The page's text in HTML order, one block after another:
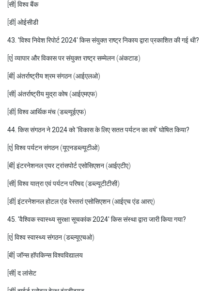
[सी] विश्व बैंक
[डी] ओईसीडी
43. 'विश्व निवेश रिपोर्ट 2024' किस संयुक्त राष्ट्र निकाय द्वारा प्रकाशित की गई थी?
[ए] व्यापार और विकास पर संयुक्त राष्ट्र सम्मेलन (अंकटाड)
[बी] अंतर्राष्ट्रीय श्रम संगठन (आईएलओ)
[सी] अंतर्राष्ट्रीय मुद्रा कोष (आईएमएफ)
[डी] विश्व आर्थिक मंच (डब्ल्यूईएफ)
44. किस संगठन ने 2024 को 'विकास के लिए सतत पर्यटन का वर्ष' घोषित किया?
[ए] विश्व पर्यटन संगठन (यूएनडब्ल्यूटीओ)
[बी] इंटरनेशनल एयर ट्रांसपोर्ट एसोसिएशन (आईएटीए)
[सी] विश्व यात्रा एवं पर्यटन परिषद (डब्ल्यूटीटीसी)
[डी] इंटरनेशनल होटल एंड रेस्तरां एसोसिएशन (आईएच एंड आरए)
45. 'वैश्विक स्वास्थ्य सुरक्षा सूचकांक 2024' किस संस्था द्वारा जारी किया गया?
[ए] विश्व स्वास्थ्य संगठन (डब्ल्यूएचओ)
[बी] जॉन्स हॉपकिन्स विश्वविद्यालय
[सी] द लांसेट